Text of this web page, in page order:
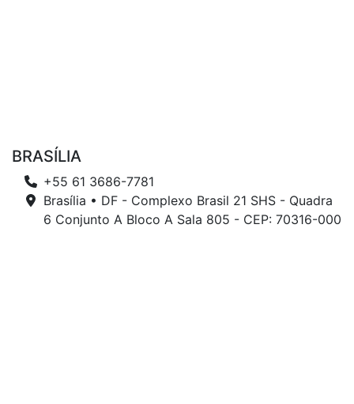
BRASÍLIA
+55 61 3686-7781
Brasília • DF - Complexo Brasil 21 SHS - Quadra
6 Conjunto A Bloco A Sala 805 - CEP: 70316-000